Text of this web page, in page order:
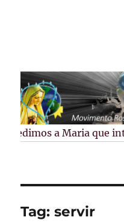
Guarapuava/
Pedimos a Maria que
Tag:servir